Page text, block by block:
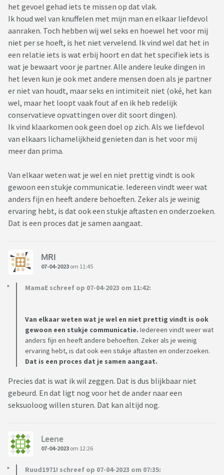
het gevoel gehad iets te missen op dat vlak.
Ik houd wel van knuffelen met mijn man en elkaar liefdevol
aanraken. Toch hebben wij wel seks en hoewel het voor mij
niet per se hoeft, is het niet vervelend. Ik vind wel dat het in
een relatie iets is wat erbij hoort en dat het specifiek iets is
wat je bewaart voor je partner. Alle andere leuke dingen in
het leven kun je ook met andere mensen doen als je partner
er niet van houdt, maar seks en intimiteit niet (oké, het kan
wel, maar het loopt vaak fout af en ik heb redelijk
conservatieve opvattingen over dit soort dingen).
Ik vind klaarkomen ook geen doel op zich. Als we liefdevol
van elkaars lichamelijkheid genieten dan is het voor mij
meer dan prima.
Van elkaar weten wat je wel en niet prettig vindt is ook
gewoon een stukje communicatie. Iedereen vindt weer wat
anders fijn en heeft andere behoeften. Zeker als je weinig
ervaring hebt, is dat ook een stukje aftasten en onderzoeken.
Dat is een proces dat je samen aangaat.
MRI
07-04-2023 om 11:45
MamaE schreef op 07-04-2023 om 11:42:
Van elkaar weten wat je wel en niet prettig vindt is ook
gewoon een stukje communicatie. Iedereen vindt weer wat
anders fijn en heeft andere behoeften. Zeker als je weinig
ervaring hebt, is dat ook een stukje aftasten en onderzoeken.
Dat is een proces dat je samen aangaat.
Precies dat is wat ik wil zeggen. Dat is dus blijkbaar niet
gebeurd. En dat ligt nog voor het de ander naar een
seksuoloog willen sturen. Dat kan altijd nog.
Leene
07-04-2023 om 12:26
Ruud1971! schreef op 07-04-2023 om 07:35: